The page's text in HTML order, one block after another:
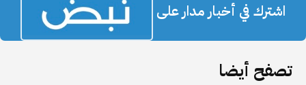
اشترك في أخبار مدار على
تصفح أيضا